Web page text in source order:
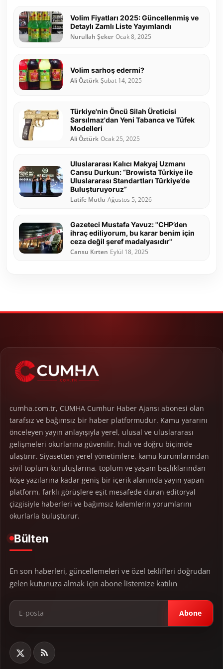
Volim Fiyatları 2025: Güncellenmiş ve
Detaylı Zamlı Liste Yayımlandı
Nurullah Şeker Ocak 8, 2025
Volim sarhoş edermi?
Ali Öztürk Şubat 14, 2025
Türkiye'nin Öncü Silah Üreticisi
Sarsılmaz'dan Yeni Tabanca ve Tüfek
Modelleri
Ali Öztürk Ocak 25, 2025
Uluslararası Kalıcı Makyaj Uzmanı
Cansu Durkun: “Browista Türkiye ile
Uluslararası Standartları Türkiye’de
Buluşturuyoruz”
Latife Mutlu Ağustos 5, 2026
Gazeteci Mustafa Yavuz: "CHP’den
ihraç ediliyorum, bu karar benim için
ceza değil şeref madalyasıdır"
Cansu Kırten Eylül 18, 2025
cumha.com.tr, CUMHA Cumhur Haber Ajansı abonesi olan
tarafsız ve bağımsız bir haber platformudur. Kamu yararını
önceleyen yayın anlayışıyla yerel, ulusal ve uluslararası
gelişmeleri okurlarına güvenilir, hızlı ve doğru biçimde
ulaştırır. Siyasetten yerel yönetimlere, kamu kurumlarından
sivil toplum kuruluşlarına, toplum ve yaşam başlıklarından
köşe yazılarına kadar geniş bir içerik alanında yayın yapan
platform, farklı görüşlere eşit mesafede duran editoryal
çizgisiyle haberleri ve bağımsız kalemlerin yorumlarını
okurlarla buluşturur.
Bülten
En son haberleri, güncellemeleri ve özel teklifleri doğrudan
gelen kutunuza almak için abone listemize katılın
Abone